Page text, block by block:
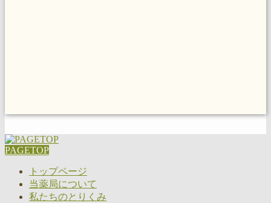
PAGETOP
トップページ
当薬局について
私たちのとりくみ